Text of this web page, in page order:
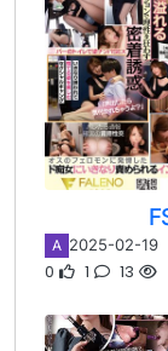
A 2025-02-19
0 1 13